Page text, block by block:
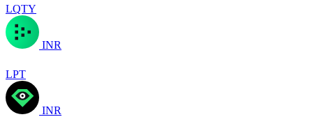
LQTY
INR
LPT
INR